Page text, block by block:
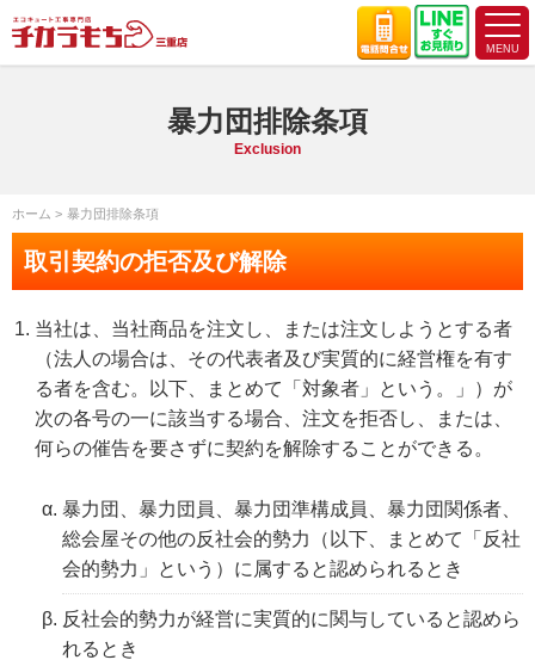
暴力団排除条項
Exclusion
ホーム 暴力団排除条項
取引契約の拒否及び解除
当社は、当社商品を注文し、または注文しようとする者
（法人の場合は、その代表者及び実質的に経営権を有す
る者を含む。以下、まとめて「対象者」という。」）が
次の各号の一に該当する場合、注文を拒否し、または、
何らの催告を要さずに契約を解除することができる。
暴力団、暴力団員、暴力団準構成員、暴力団関係者、
総会屋その他の反社会的勢力（以下、まとめて「反社
会的勢力」という）に属すると認められるとき
反社会的勢力が経営に実質的に関与していると認めら
れるとき